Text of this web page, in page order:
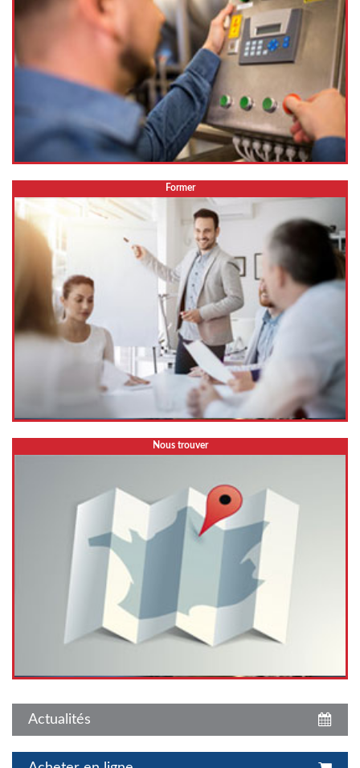
Former
Nous trouver
Actualités